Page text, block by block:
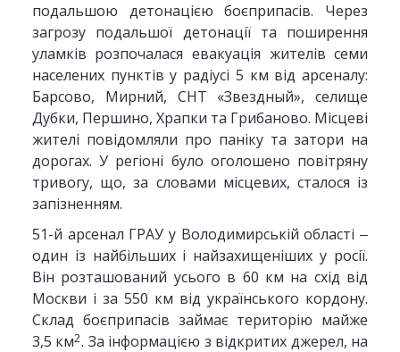
подальшою детонацією боєприпасів. Через
загрозу подальшої детонації та поширення
уламків розпочалася евакуація жителів семи
населених пунктів у радіусі 5 км від арсеналу:
Барсово, Мирний, СНТ «Звездный», селище
Дубки, Першино, Храпки та Грибаново. Місцеві
жителі повідомляли про паніку та затори на
дорогах. У регіоні було оголошено повітряну
тривогу, що, за словами місцевих, сталося із
запізненням.
51-й арсенал ГРАУ у Володимирській області ‒
один із найбільших і найзахищеніших у росії.
Він розташований усього в 60 км на схід від
Москви і за 550 км від українського кордону.
Склад боєприпасів займає територію майже
3,5 км2. За інформацією з відкритих джерел, на